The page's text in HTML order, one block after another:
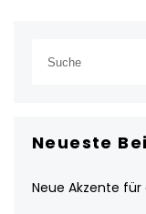
Neueste
Neue Akzente für